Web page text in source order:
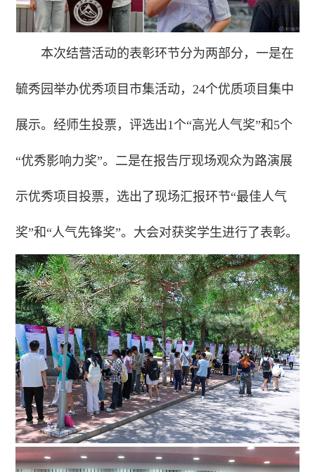
本次结营活动的表彰环节分为两部分，一是在
毓秀园举办优秀项目市集活动，24个优质项目集中
展示。经师生投票，评选出1个“高光人气奖”和5个
“优秀影响力奖”。二是在报告厅现场观众为路演展
示优秀项目投票，选出了现场汇报环节“最佳人气
奖”和“人气先锋奖”。大会对获奖学生进行了表彰。